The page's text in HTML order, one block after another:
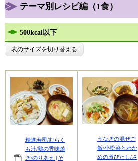
テーマ別レシピ編（1食）
500kcal以下
表のサイズを切り替える
精進寿司/むらく
も汁/鶏の香味焼
き/のりあえ [そ
うなぎの混ぜご
飯/小松菜とわか
めの煮びたし/さ